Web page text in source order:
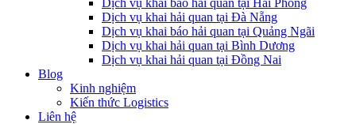
Dịch vụ khai báo hải quan tại Hải Phòng
Dịch vụ khai hải quan tại Đà Nẵng
Dịch vụ khai báo hải quan tại Quảng Ngãi
Dịch vụ khai hải quan tại Bình Dương
Dịch vụ khai hải quan tại Đồng Nai
Blog
Kinh nghiệm
Kiến thức Logistics
Liên hệ